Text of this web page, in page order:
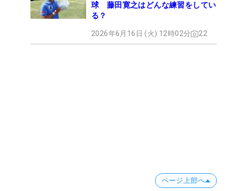
球 藤田寛之はどんな練習をしてい
る？
2026年6月16日 (火) 12時02分 22
ページ上部へ